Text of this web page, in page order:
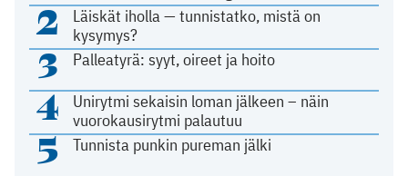
2
Läiskät iholla — tunnistatko, mistä on
kysymys?
3 Palleatyrä: syyt, oireet ja hoito
4
Unirytmi sekaisin loman jälkeen – näin
vuorokausirytmi palautuu
5 Tunnista punkin pureman jälki